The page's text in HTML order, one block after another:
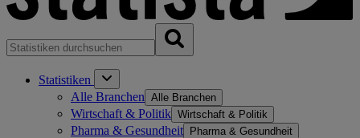
Statistiken
Alle Branchen Alle Branchen
Wirtschaft & Politik Wirtschaft & Politik
Pharma & Gesundheit Pharma & Gesundheit